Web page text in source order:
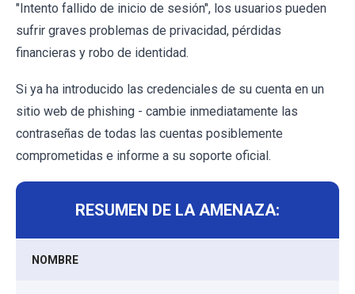
"Intento fallido de inicio de sesión", los usuarios pueden
sufrir graves problemas de privacidad, pérdidas
financieras y robo de identidad.
Si ya ha introducido las credenciales de su cuenta en un
sitio web de phishing - cambie inmediatamente las
contraseñas de todas las cuentas posiblemente
comprometidas e informe a su soporte oficial.
RESUMEN DE LA AMENAZA:
NOMBRE